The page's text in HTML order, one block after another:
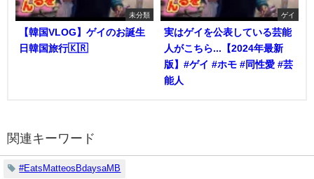
未分類
【韓国VLOG】ゲイのお誕生
日韓国旅行🇰🇷
ゲイ
実はゲイを公表している芸能
人がこちら...【2024年最新
版】#ゲイ #ホモ #同性愛 #芸
能人
関連キーワード
#EatsMatteosBdaysaMB